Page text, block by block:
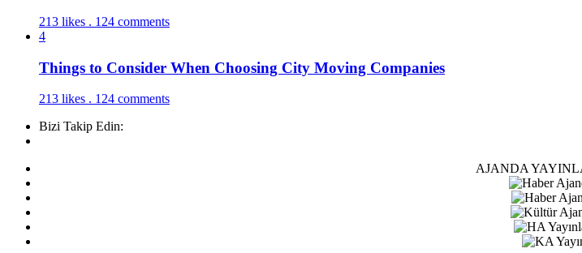
213 likes . 124 comments
4
Things to Consider When Choosing City Moving Companies
213 likes . 124 comments
Bizi Takip Edin:
AJANDA